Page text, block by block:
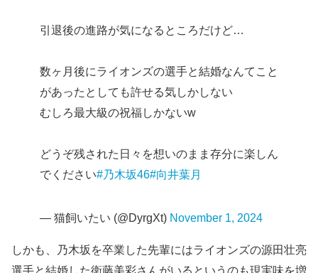
引退後の進路が気になるところだけど…
数ヶ月後にライオンズの選手と結婚なんてこと
があったとしても許せる気しかしない
むしろ最大級の祝福しかないw
どうぞ残された日々を想いのまま存分に楽しん
でください#乃木坂46#向井葉月
— 猫飼いたい (@DyrgXt) November 1, 2024
しかも、乃木坂を卒業した先輩にはライオンズの源田壮亮